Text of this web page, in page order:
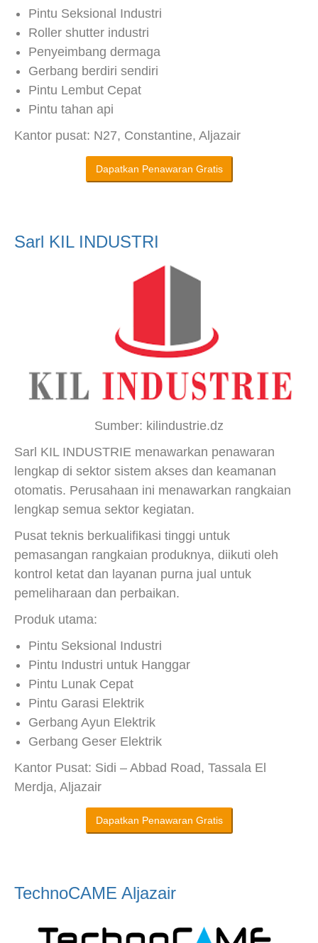
Pintu Seksional Industri
Roller shutter industri
Penyeimbang dermaga
Gerbang berdiri sendiri
Pintu Lembut Cepat
Pintu tahan api
Kantor pusat: N27, Constantine, Aljazair
Dapatkan Penawaran Gratis
Sarl KIL INDUSTRI
Sumber: kilindustrie.dz
Sarl KIL INDUSTRIE menawarkan penawaran
lengkap di sektor sistem akses dan keamanan
otomatis. Perusahaan ini menawarkan rangkaian
lengkap semua sektor kegiatan.
Pusat teknis berkualifikasi tinggi untuk
pemasangan rangkaian produknya, diikuti oleh
kontrol ketat dan layanan purna jual untuk
pemeliharaan dan perbaikan.
Produk utama:
Pintu Seksional Industri
Pintu Industri untuk Hanggar
Pintu Lunak Cepat
Pintu Garasi Elektrik
Gerbang Ayun Elektrik
Gerbang Geser Elektrik
Kantor Pusat: Sidi – Abbad Road, Tassala El
Merdja, Aljazair
Dapatkan Penawaran Gratis
TechnoCAME Aljazair